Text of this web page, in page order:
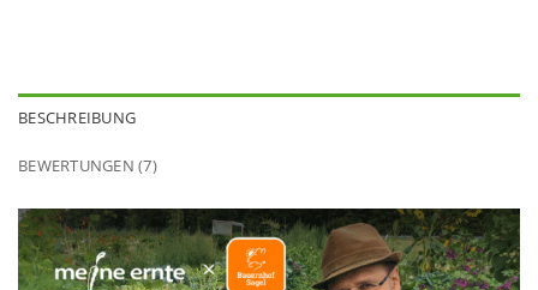
BESCHREIBUNG
BEWERTUNGEN (7)